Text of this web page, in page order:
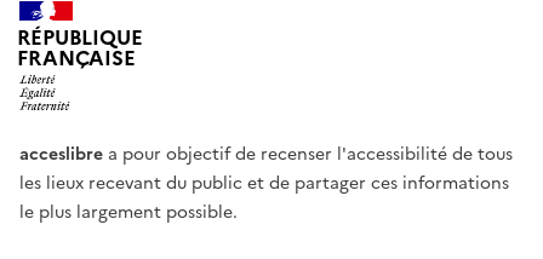
RÉPUBLIQUE
FRANÇAISE
acceslibre a pour objectif de recenser l'accessibilité de tous
les lieux recevant du public et de partager ces informations
le plus largement possible.